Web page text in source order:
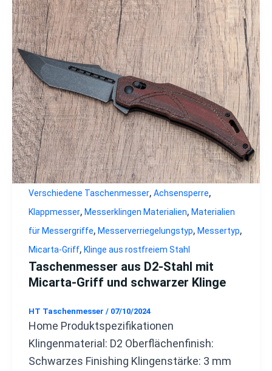
Verschiedene Taschenmesser, Achsensperre,
Klappmesser, Messerklingen Materialien, Materialien
für Messergriffe, Messerverriegelungstyp, Messertyp,
Micarta-Griff, Klinge aus rostfreiem Stahl
Taschenmesser aus D2-Stahl mit
Micarta-Griff und schwarzer Klinge
HT Taschenmesser / 07/10/2024
Home Produktspezifikationen
Klingenmaterial: D2 Oberflächenfinish:
Schwarzes Finishing Klingenstärke: 3 mm